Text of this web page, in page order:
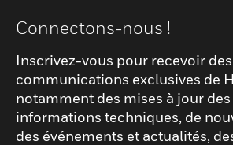
Connectons-nous !
Inscrivez-vous pour recevoir des
communications exclusives de
notamment des mises à jour
informations techniques, de
des événements et actualités,